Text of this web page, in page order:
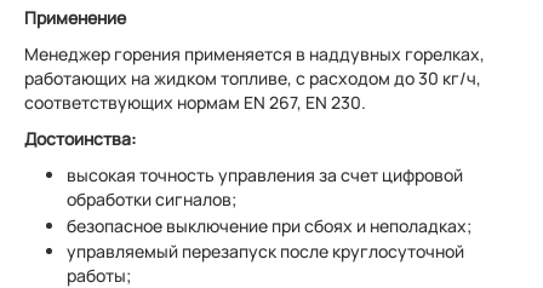
Применение
Менеджер горения применяется в наддувных горелках,
работающих на жидком топливе, с расходом до 30 кг/ч,
соответствующих нормам EN 267, EN 230.
Достоинства:
высокая точность управления за счет цифровой
обработки сигналов;
безопасное выключение при сбоях и неполадках;
управляемый перезапуск после круглосуточной
работы;